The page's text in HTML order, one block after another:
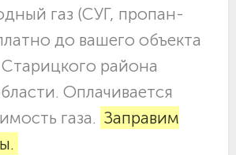
газ (СУГ, пропан-
до вашего объекта
Старицкого района
Оплачивается
газа. Заправим